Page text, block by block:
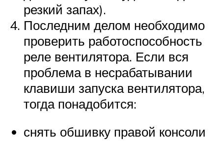
резкий запах).
Последним делом необходимо
проверить работоспособность
реле вентилятора. Если вся
проблема в несрабатывании
клавиши запуска вентилятора,
тогда понадобится:
снять обшивку правой консоли